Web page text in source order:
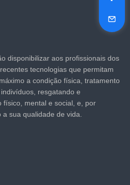
disponibilizar aos profissionais dos
tecnologias que permitam
a condição física, tratamento
resgatando e
físico, mental e social, e, por
sua qualidade de vida.